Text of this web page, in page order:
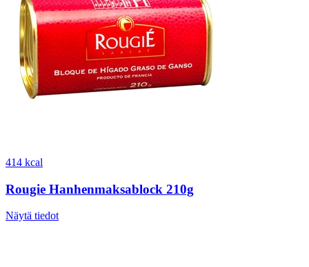
414 kcal
Rougie Hanhenmaksablock 210g
Näytä tiedot